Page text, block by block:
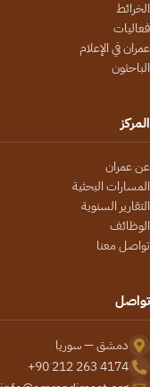
الخرائط
فعاليات
عمران في الإعلام
الباحثون
المركز
عن عمران
المسارات البحثية
التقارير السنوية
الوظائف
تواصل معنا
تواصل
دمشق — سوريا
+90 212 263 4174